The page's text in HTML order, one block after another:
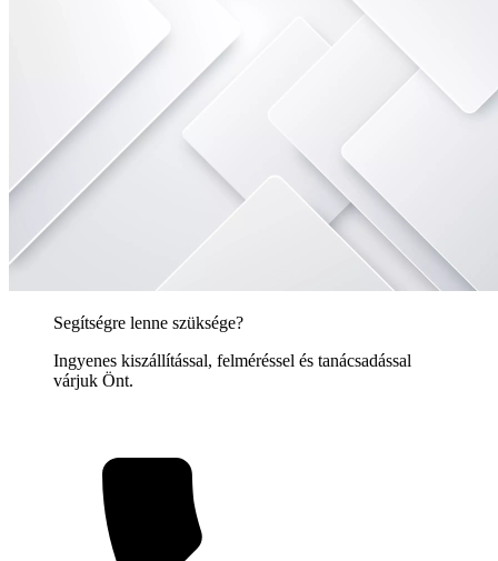
Segítségre lenne szüksége?
Ingyenes kiszállítással, felméréssel és tanácsadással
várjuk Önt.